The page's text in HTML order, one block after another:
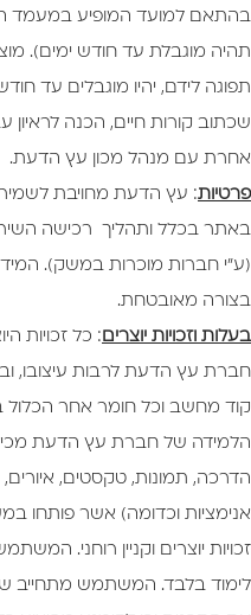
בהתאם למועד המופיע במעמד
תהיה מוגבלת עד חודש ימים).
תפוגה לידם, יהיו מוגבלים עד
שכתוב קורות חיים, הכנה
אחרת עם מנהל מכון עץ הדעת.
פרטיות: עץ הדעת מחויבת
באתר בכלל ותהליך רכישה
(ע"י חברות מוכרות במשק).
בצורה מאובטחת.
בעלות וזכויות יוצרים: כל זכויות
חברת עץ הדעת לרבות עיצובו,
קוד מחשב וכל חומר אחר
הלמידה של חברת עץ הדעת
הדרכה, תמונות, טקסטים, איורים,
אנימציות וכדומה) אשר פותחו
זכויות יוצרים וקניין רוחני.
לימוד בלבד. המשתמש מתחייב